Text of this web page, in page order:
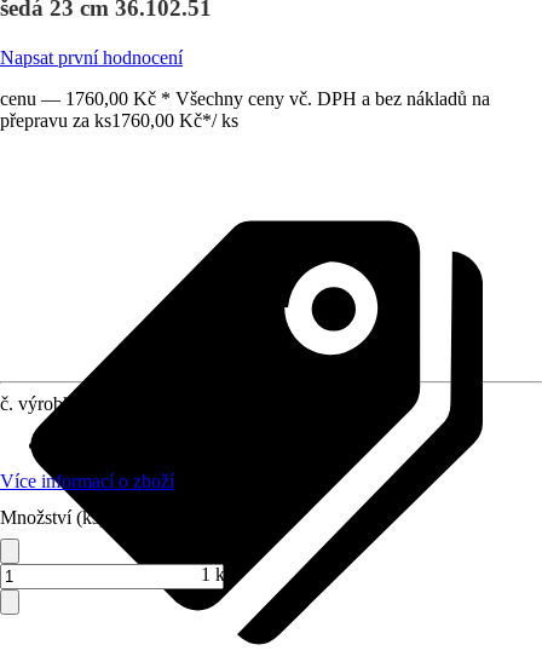
šedá 23 cm 36.102.51
Napsat první hodnocení
cenu — 1760,00 Kč * Všechny ceny vč. DPH a bez nákladů na
přepravu za ks1760,00 Kč*/ ks
č. výrobku
Více informací o zboží
Množství (ks)
1 ks